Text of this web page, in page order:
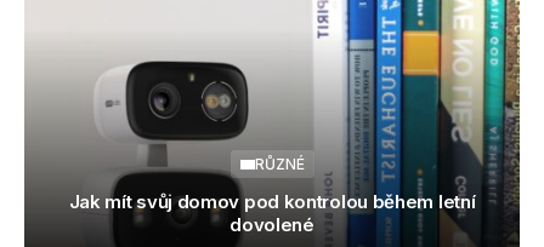
RŮZNÉ
Jak mít svůj domov pod kontrolou během letní
dovolené